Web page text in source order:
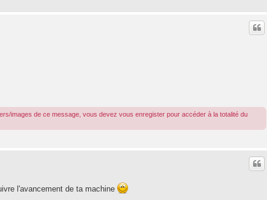
images de ce message, vous devez vous enregister pour accéder à la totalité du
l'avancement de ta machine